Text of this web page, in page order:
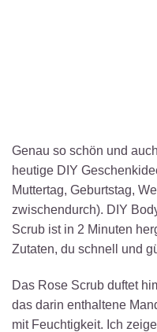
Genau so schön und
heutige DIY
Muttertag, Geburtstag,
zwischendurch). DIY
Scrub ist in 2 Minuten
Zutaten, du schnell und
Das Rose Scrub duftet
das darin enthaltene
mit Feuchtigkeit. Ich